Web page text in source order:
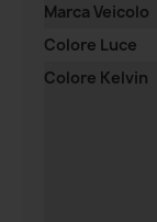
Marca Veicolo
Colore Luce
Colore Kelvin